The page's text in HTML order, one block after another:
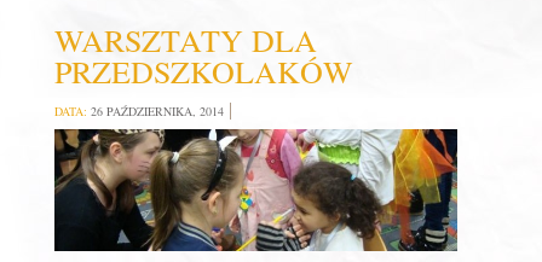
WARSZTATY DLA
PRZEDSZKOLAKÓW
DATA: 26 PAŹDZIERNIKA, 2014